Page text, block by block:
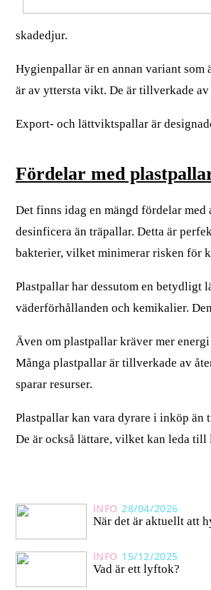
skadedjur.
Hygienpallar är en annan variant
är av yttersta vikt. De är tillverkade
Export- och lättviktspallar är
Fördelar med
Det finns idag en mängd fördelar
desinficera än träpallar. Detta är
bakterier, vilket minimerar risken för
Plastpallar har dessutom en betydligt
väderförhållanden och kemikalier.
Även om plastpallar kräver mer
Många plastpallar är tillverkade av
sparar resurser.
Plastpallar kan vara dyrare i inköp än
De är också lättare, vilket kan leda
INFO 28/04/2026
När det är aktuellt att
INFO 15/12/2025
Vad är ett lyftok?